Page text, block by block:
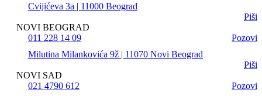
Cvijićeva 3a | 11000 Beograd
Piši
NOVI BEOGRAD
011 228 14 09
Pozovi
Milutina Milankovića 9ž | 11070 Novi Beograd
Piši
NOVI SAD
021 4790 612
Pozovi